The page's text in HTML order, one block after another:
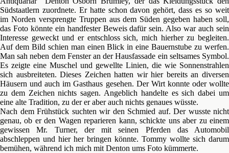
Südstaatlern zuordnete. Er hatte schon davon gehört, dass es so weit
im Norden versprengte Truppen aus dem Süden gegeben haben soll,
das Foto könnte ein handfester Beweis dafür sein. Also war auch sein
Interesse geweckt und er entschloss sich, mich hierher zu begleiten.
Auf dem Bild schien man einen Blick in eine Bauernstube zu werfen.
Man sah neben dem Fenster an der Hausfassade ein seltsames Symbol.
Es zeigte eine Muschel und gewellte Linien, die wie Sonnenstrahlen
sich ausbreiteten. Dieses Zeichen hatten wir hier bereits an diversen
Häusern und auch im Gasthaus gesehen. Der Wirt konnte oder wollte
zu dem Zeichen nichts sagen. Angeblich handelte es sich dabei um
eine alte Tradition, zu der er aber auch nichts genaues wüsste.
Nach dem Frühstück suchten wir den Schmied auf. Der wusste nicht
genau, ob er den Wagen reparieren kann, schickte uns aber zu einem
gewissen Mr. Turner, der mit seinen Pferden das Automobil
abschleppen und hier her bringen könnte. Tommy wollte sich darum
bemühen, während ich mich mit Denton ums Foto kümmerte.